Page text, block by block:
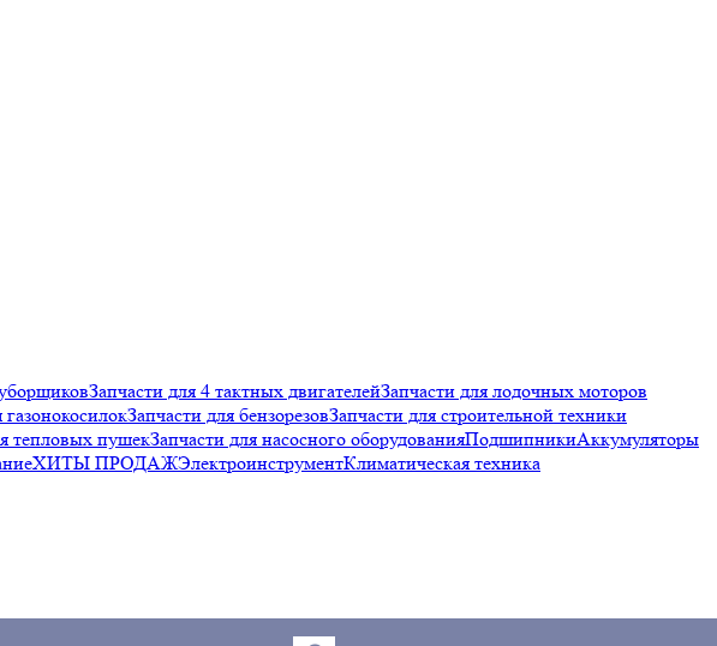
Запчасти для 4 тактных двигателейЗапчасти для лодочных моторов
газонокосилокЗапчасти для бензорезовЗапчасти для строительной техники
тепловых пушекЗапчасти для насосного оборудованияПодшипникиАккумуляторы
ХИТЫ ПРОДАЖЭлектроинструментКлиматическая техника